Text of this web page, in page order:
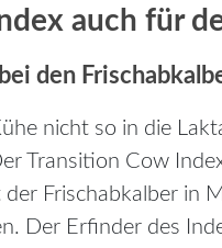
auch für
den
nicht so in die
Transition Cow
Frischabkalber in
Der Erfinder des